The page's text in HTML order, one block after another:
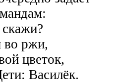
во ржи,
цветок,
Василёк.